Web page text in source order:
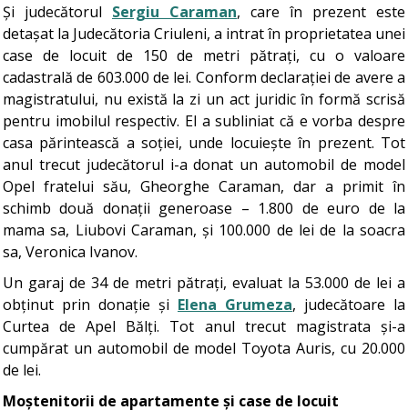
Și judecătorul Sergiu Caraman, care în prezent este
detașat la Judecătoria Criuleni, a intrat în proprietatea unei
case de locuit de 150 de metri pătrați, cu o valoare
cadastrală de 603.000 de lei. Conform declarației de avere a
magistratului, nu există la zi un act juridic în formă scrisă
pentru imobilul respectiv. El a subliniat că e vorba despre
casa părintească a soției, unde locuiește în prezent. Tot
anul trecut judecătorul i-a donat un automobil de model
Opel fratelui său, Gheorghe Caraman, dar a primit în
schimb două donații generoase – 1.800 de euro de la
mama sa, Liubovi Caraman, și 100.000 de lei de la soacra
sa, Veronica Ivanov.
Un garaj de 34 de metri pătrați, evaluat la 53.000 de lei a
obținut prin donație și Elena Grumeza, judecătoare la
Curtea de Apel Bălți. Tot anul trecut magistrata și-a
cumpărat un automobil de model Toyota Auris, cu 20.000
de lei.
Moștenitorii de apartamente și case de locuit